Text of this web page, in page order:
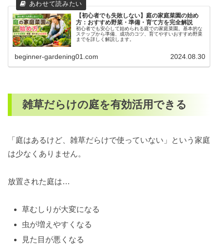
【初心者でも失敗しない】庭の家庭菜園の始め
方：おすすめ野菜・準備・育て方を完全解説
初心者でも安心して始められる庭での家庭菜園。基本的な
ステップから準備、成功のコツ、育てやすいおすすめ野菜
までを詳しく解説します。
beginner-gardening01.com 2024.08.30
雑草だらけの庭を有効活用できる
「庭はあるけど、雑草だらけで使っていない」という家庭
は少なくありません。
放置された庭は…
草むしりが大変になる
虫が増えやすくなる
見た目が悪くなる